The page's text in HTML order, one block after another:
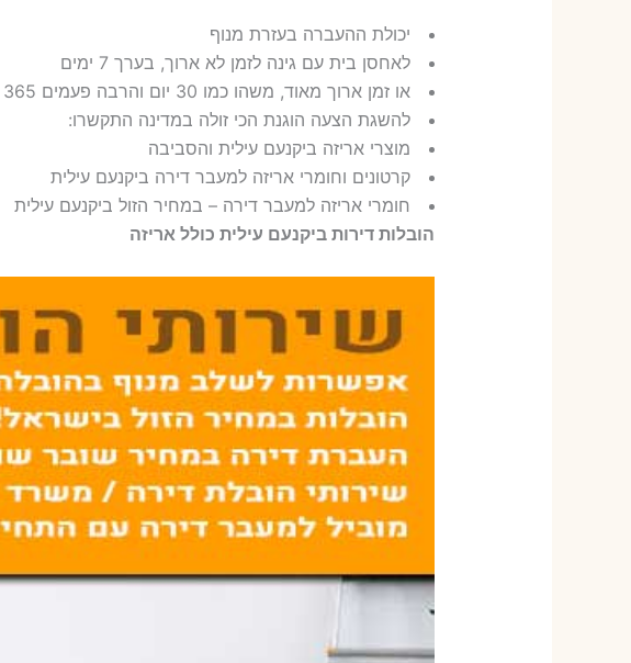
יכולת ההעברה בעזרת מנוף
לאחסן בית עם גינה לזמן לא ארוך, בערך 7 ימים
או זמן ארוך מאוד, משהו כמו 30 יום והרבה פעמים 365 יום
להשגת הצעה הוגנת הכי זולה במדינה התקשרו:
מוצרי אריזה ביקנעם עילית והסביבה
קרטונים וחומרי אריזה למעבר דירה ביקנעם עילית
חומרי אריזה למעבר דירה – במחיר הזול ביקנעם עילית
הובלות דירות ביקנעם עילית כולל אריזה